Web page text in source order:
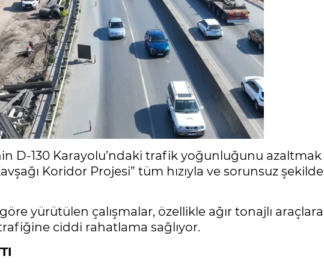
D-130 Karayolu’ndaki trafik yoğunluğunu azaltmak
Koridor Projesi” tüm hızıyla ve sorunsuz şekilde
yürütülen çalışmalar, özellikle ağır tonajlı araçlara
ciddi rahatlama sağlıyor.